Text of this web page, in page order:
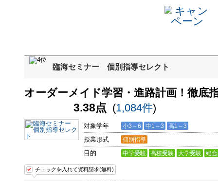
臨海セミナー 個別指導セレクト
オーダーメイド学習・進路計画！徹底
3.38点 (1,084件)
対象学年 小3～6 中1～3 高1～3
授業形式 個別指導
目的 中学受験 高校受験 大学受験 総
チェックを入れて資料請求(無料)